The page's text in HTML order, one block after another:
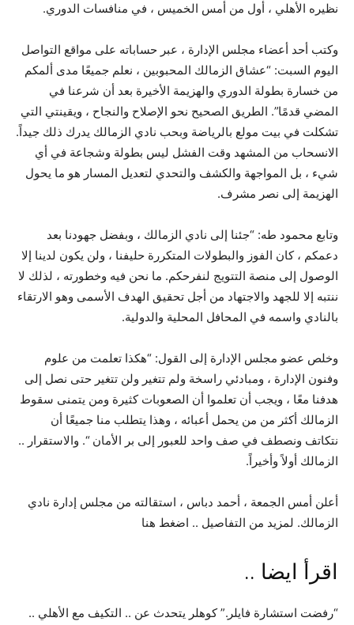
نظيره الأهلي ، أول من أمس الخميس ، في منافسات الدوري.
وكتب أحد أعضاء مجلس الإدارة ، عبر حساباته على مواقع التواصل
اليوم السبت: “عشاق الزمالك المحبوبين ، نعلم جميعًا مدى ألمكم
من خسارة بطولة الدوري والهزيمة الأخيرة بعد أن شرعنا في
المضي قدمًا”. الطريق الصحيح نحو الإصلاح والنجاح ، ويقينتي التي
تشكلت في بيت مولع بالرياضة وبحب نادي الزمالك يدرك ذلك جيداً.
الانسحاب من المشهد وقت الفشل ليس بطولة وشجاعة في أي
شيء ، بل المواجهة والكشف والتحدي لتعديل المسار هو ما يحول
الهزيمة إلى نصر مشرف.
وتابع محمود طه: “جئنا إلى نادي الزمالك ، وبفضل جهودنا بعد
دعمكم ، كان الفوز والبطولات المتكررة حليفنا ، ولن يكون لدينا إلا
الوصول إلى منصة التتويج لنفرحكم. ما نحن فيه وخطورته ، لذلك لا
ننتبه إلا للجهد والاجتهاد من أجل تحقيق الهدف الأسمى وهو الارتقاء
بالنادي واسمه في المحافل المحلية والدولية.
وخلص عضو مجلس الإدارة إلى القول: “هكذا تعلمت من علوم
وفنون الإدارة ، ومبادئي راسخة ولم تتغير ولن تتغير حتى نصل إلى
هدفنا معًا ، ويجب أن تعلموا أن الصعوبات كثيرة ومن يتمنى سقوط
الزمالك أكثر من من يحمل أعبائه ، وهذا يتطلب منا جميعًا أن
نتكاتف ونصطف في صف واحد للعبور إلى بر الأمان “. والاستقرار ..
الزمالك أولاً وأخيراً.
أعلن أمس الجمعة ، أحمد دباس ، استقالته من مجلس إدارة نادي
الزمالك. لمزيد من التفاصيل .. اضغط هنا
اقرأ ايضا ..
“رفضت استشارة فايلر.” كوهلر يتحدث عن .. التكيف مع الأهلي ..